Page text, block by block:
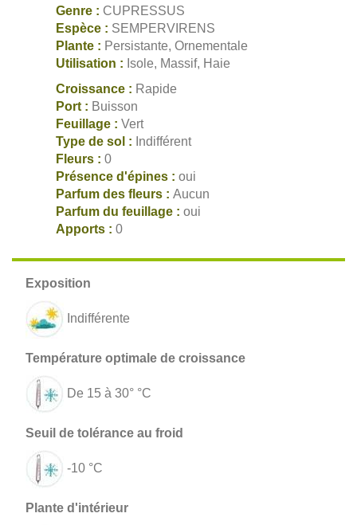
Genre : CUPRESSUS
Espèce : SEMPERVIRENS
Plante : Persistante, Ornementale
Utilisation : Isole, Massif, Haie
Croissance : Rapide
Port : Buisson
Feuillage : Vert
Type de sol : Indifférent
Fleurs : 0
Présence d'épines : oui
Parfum des fleurs : Aucun
Parfum du feuillage : oui
Apports : 0
Indifférente
De 15 à 30° °C
-10 °C